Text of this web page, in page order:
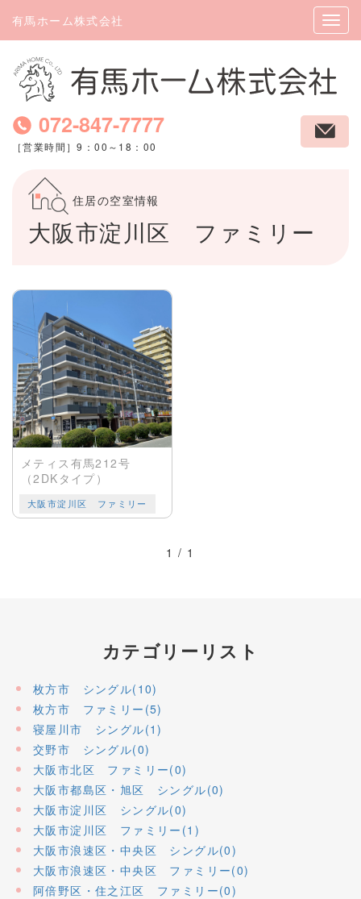
有馬ホーム株式会社
072-847-7777
［営業時間］9：00～18：00
住居の空室情報
大阪市淀川区 ファミリー
メティス有馬212号
（2DKタイプ）
大阪市淀川区 ファミリー
1 / 1
カテゴリーリスト
枚方市 シングル(10)
枚方市 ファミリー(5)
寝屋川市 シングル(1)
交野市 シングル(0)
大阪市北区 ファミリー(0)
大阪市都島区・旭区 シングル(0)
大阪市淀川区 シングル(0)
大阪市淀川区 ファミリー(1)
大阪市浪速区・中央区 シングル(0)
大阪市浪速区・中央区 ファミリー(0)
阿倍野区・住之江区 ファミリー(0)